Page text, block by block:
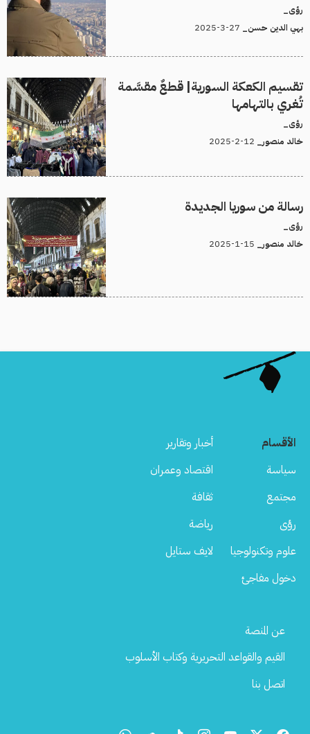
رؤى_
بهي الدين حسن_
تقسيم الكعكة السورية| قطعٌ مقسَّمة
تُغري بالتهامها
رؤى_
خالد منصور_
رسالة من سوريا الجديدة
رؤى_
خالد منصور_
الأقسام
أخبار وتقارير
سياسة
اقتصاد وعمران
مجتمع
ثقافة
رؤى
رياضة
علوم وتكنولوجيا
لايف ستايل
دخول مفاجئ
Footer
عن المنصة
القيم والقواعد التحريرية وكتاب الأسلوب
اتصل بنا